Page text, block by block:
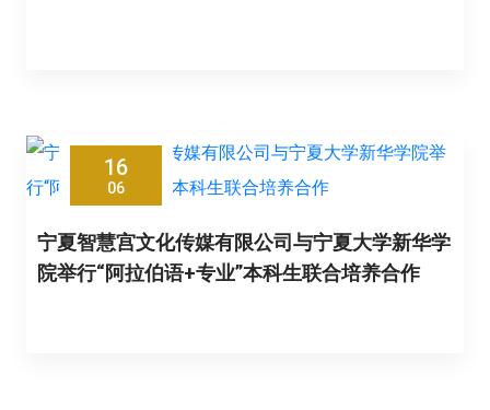
16
06
宁夏智慧宫文化传媒有限公司与宁夏大学新华学
院举行“阿拉伯语+专业”本科生联合培养合作